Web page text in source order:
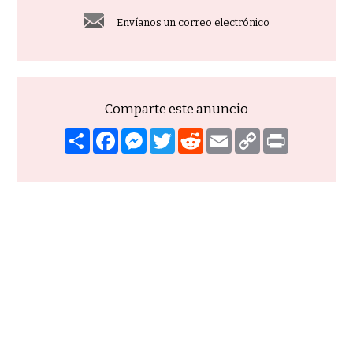
Envíanos un correo electrónico
Comparte este anuncio
CompartirFacebookMensajero
Gorjeo Reddit Correo
electrónico
Copiar
enlace